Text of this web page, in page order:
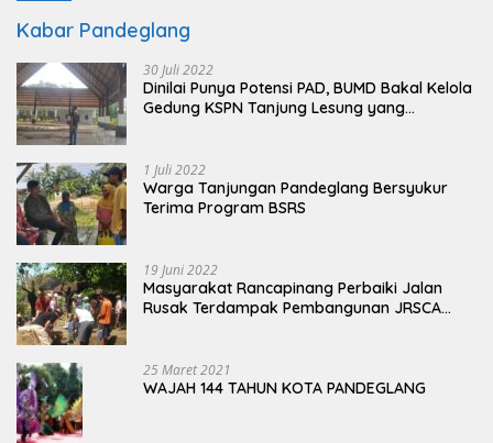
Kabar Pandeglang
30 Juli 2022
Dinilai Punya Potensi PAD, BUMD Bakal Kelola
Gedung KSPN Tanjung Lesung yang
1 Juli 2022
Warga Tanjungan Pandeglang Bersyukur
Terima Program BSRS
19 Juni 2022
Masyarakat Rancapinang Perbaiki Jalan
Rusak Terdampak Pembangunan JRSCA
25 Maret 2021
WAJAH 144 TAHUN KOTA PANDEGLANG